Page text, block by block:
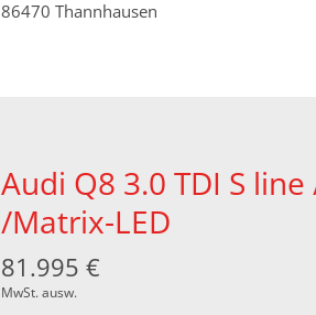
86470 Thannhausen
Audi Q8 3.0 TDI S
/Matrix-LED
81.995 €
MwSt. ausw.